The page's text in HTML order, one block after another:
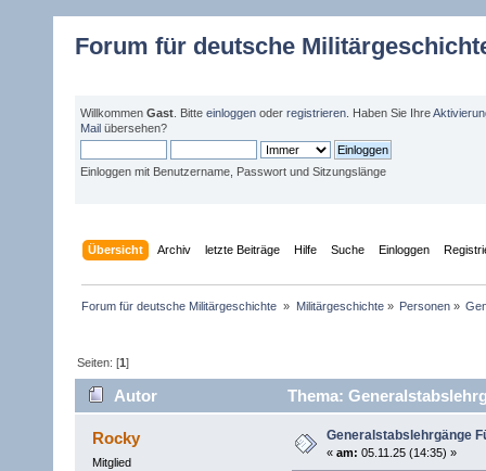
Forum für deutsche
Willkommen Gast . Bitte einloggen oder registrieren . Haben Sie Ihre
Mail übersehen?
Einloggen mit Benutzername, Passwort und Sitzungslänge
Übersicht Archiv letzte Beiträge Hilfe Suche Einloggen
Forum für deutsche Militärgeschichte » Militärgeschichte» Personen»
Seiten: [1]
Autor Thema:
Rocky
Mitglied
Generalstabslehrgänge
« am: 05.11.25 (14:35) »